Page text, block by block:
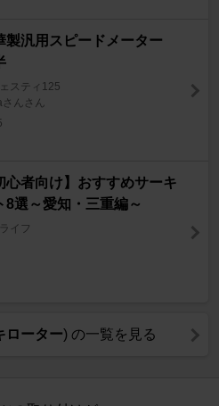
製汎用スピードメーター
スティ125
んさん
心者向け】おすすめサーキ
8選～愛知・三重編～
イフ
ローター) の一覧を見る